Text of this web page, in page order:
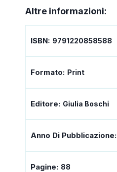
Altre informazioni:
ISBN: 9791220858588
Formato: Print
Editore: Giulia Boschi
Anno Di Pubblicazione:
Pagine: 88